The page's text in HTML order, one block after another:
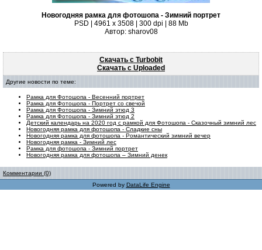
Новогодняя рамка для фотошопа - Зимний портрет
PSD | 4961 х 3508 | 300 dpi | 88 Mb
Автор: sharov08
Скачать с Turbobit
Скачать с Uploaded
Другие новости по теме:
Рамка для Фотошопа - Весенний портрет
Рамка для Фотошопа - Портрет со свечой
Рамка для Фотошопа - Зимний этюд 3
Рамка для Фотошопа - Зимний этюд 2
Детский календарь на 2020 год с рамкой для Фотошопа - Сказочный зимний лес
Новогодняя рамка для фотошопа - Сладкие сны
Новогодняя рамка для фотошопа - Романтический зимний вечер
Новогодняя рамка - Зимний лес
Рамка для фотошопа - Зимний портрет
Новогодняя рамка для фотошопа – Зимний денек
Комментарии (0)
Powered by DataLife Engine